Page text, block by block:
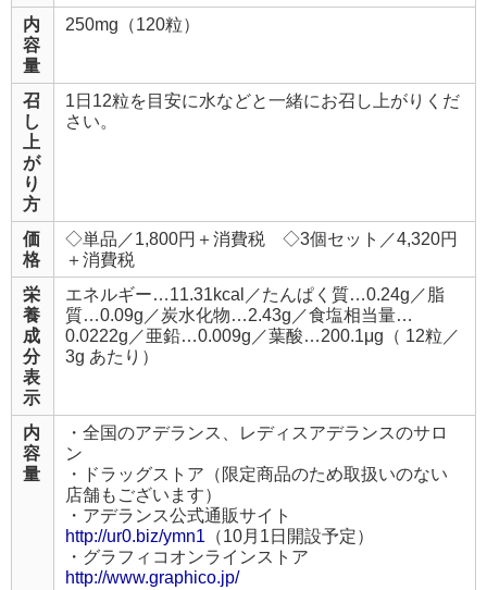
内
容
量
250mg（120粒）
召
し
上
が
り
方
1日12粒を目安に水などと一緒にお召し上がりくだ
さい。
価
格
◇単品／1,800円＋消費税 ◇3個セット／4,320円
＋消費税
栄
養
成
分
表
示
エネルギー…11.31kcal／たんぱく質…0.24g／脂
質…0.09g／炭水化物…2.43g／食塩相当量…
0.0222g／亜鉛…0.009g／葉酸…200.1μg（ 12粒／
3g あたり）
内
容
量
・全国のアデランス、レディスアデランスのサロ
ン
・ドラッグストア（限定商品のため取扱いのない
店舗もございます）
・アデランス公式通販サイト
http://ur0.biz/ymn1 （10月1日開設予定）
・グラフィコオンラインストア
http://www.graphico.jp/